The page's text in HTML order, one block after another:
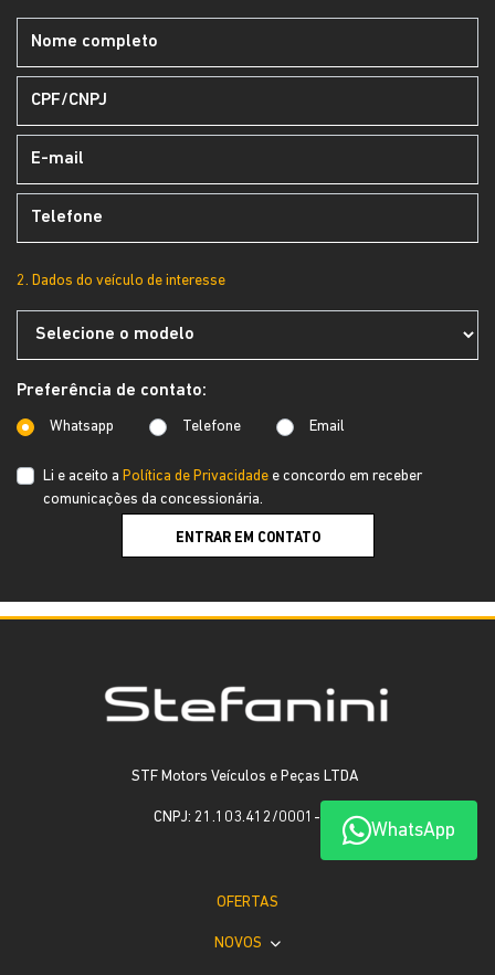
2. Dados do veículo de interesse
Preferência de contato:
Whatsapp Telefone Email
Li e aceito a Política de Privacidade e concordo em receber
comunicações da concessionária.
ENTRAR EM CONTATO
WhatsApp
STF Motors Veículos e Peças LTDA
CNPJ: 21.103.412/0001-27
OFERTAS
NOVOS